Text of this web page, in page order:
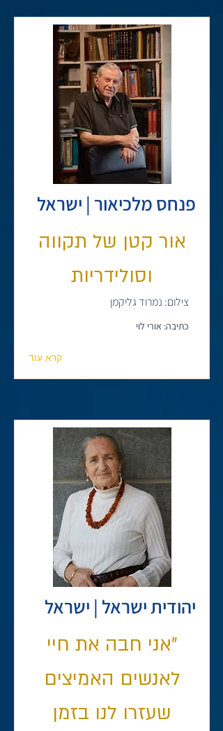
פנחס מלכיאור | ישראל
אור קטן של תקווה
וסולידריות
צילום: נמרוד גליקמן
כתיבה: אורי לוי
קרא עוד
יהודית ישראל | ישראל
"אני חבה את חיי
לאנשים האמיצים
שעזרו לנו בזמן